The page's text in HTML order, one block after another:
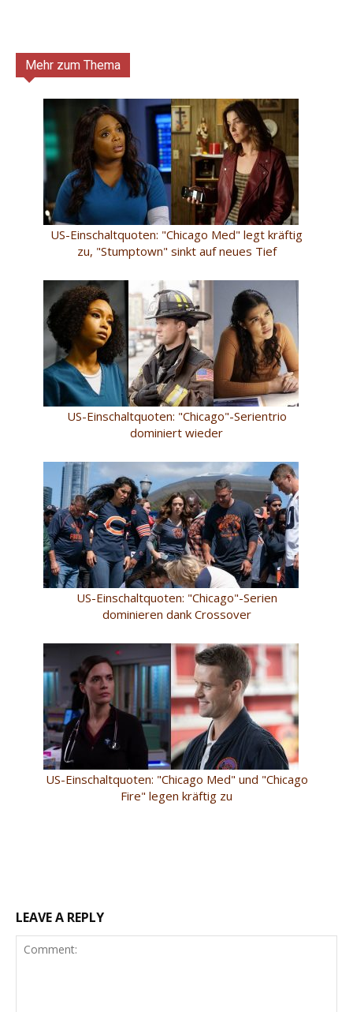
Mehr zum Thema
US-Einschaltquoten: "Chicago Med" legt kräftig
zu, "Stumptown" sinkt auf neues Tief
US-Einschaltquoten: "Chicago"-Serientrio
dominiert wieder
US-Einschaltquoten: "Chicago"-Serien
dominieren dank Crossover
US-Einschaltquoten: "Chicago Med" und "Chicago
Fire" legen kräftig zu
LEAVE A REPLY